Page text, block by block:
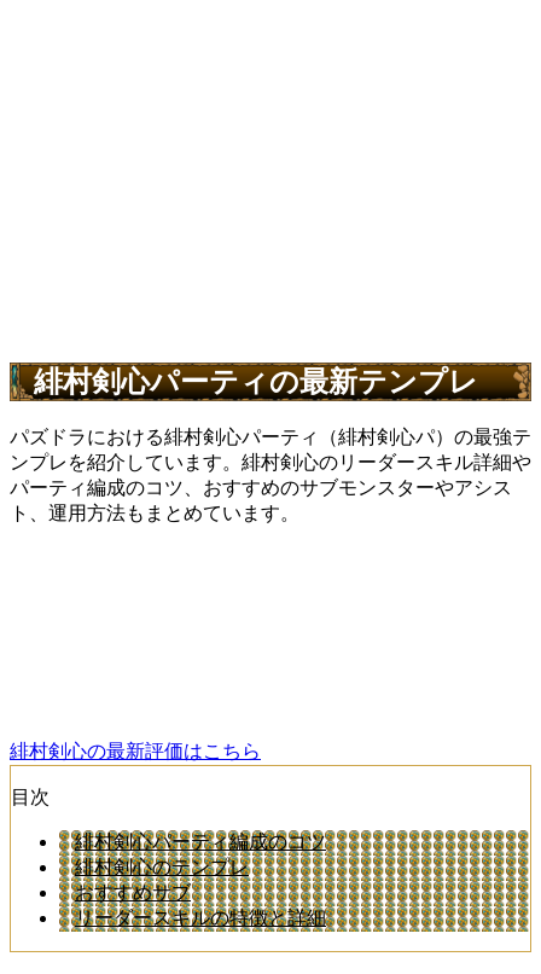
緋村剣心パーティの最新テンプレ
パズドラにおける緋村剣心パーティ（緋村剣心パ）の最強テ
ンプレを紹介しています。緋村剣心のリーダースキル詳細や
パーティ編成のコツ、おすすめのサブモンスターやアシス
ト、運用方法もまとめています。
緋村剣心の最新評価はこちら
目次
緋村剣心パーティ編成のコツ
緋村剣心のテンプレ
おすすめサブ
リーダースキルの特徴と詳細